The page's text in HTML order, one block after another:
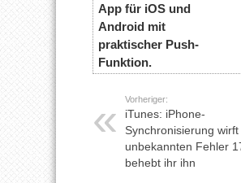
App für iOS und
Android mit
praktischer Push-
Funktion.
Vorheriger:
iTunes: iPhone-
Synchronisierung wirft
unbekannten Fehler
behebt ihr ihn